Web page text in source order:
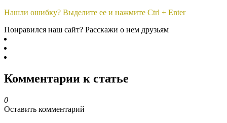
Нашли ошибку? Выделите ее и нажмите Ctrl + Enter
Понравился наш сайт? Расскажи о нем друзьям
Комментарии к статье
0
Оставить комментарий